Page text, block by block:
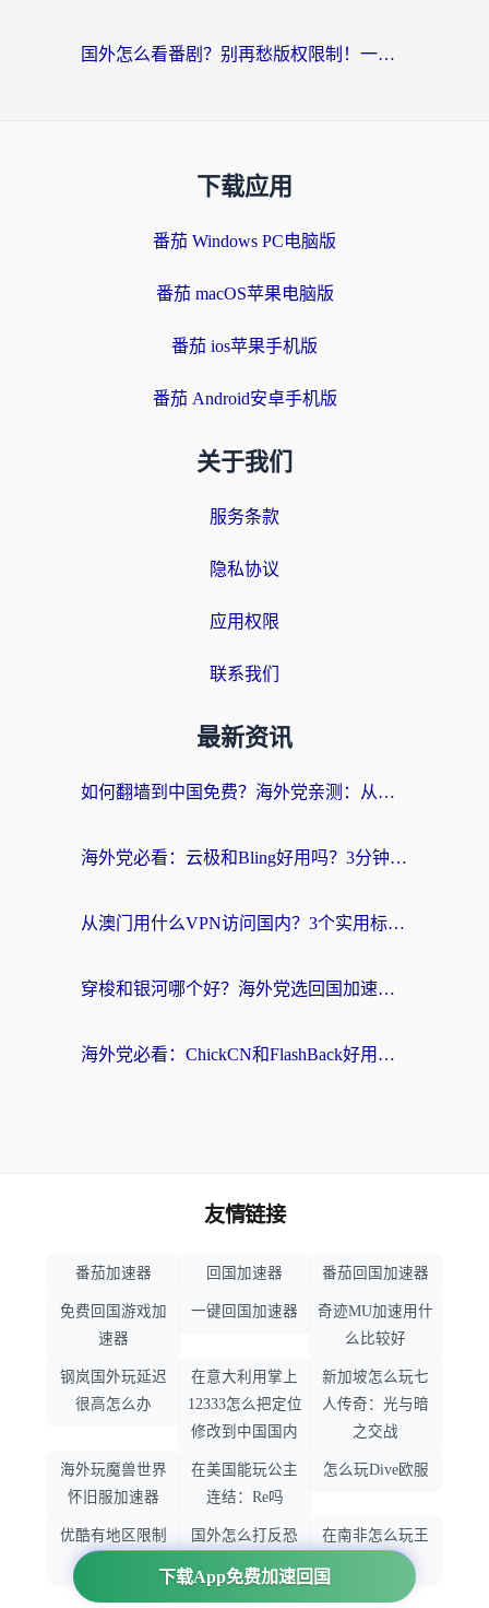
国外怎么看番剧？别再愁版权限制！一个工具解决所有回国追剧难题
下载应用
番茄 Windows PC电脑版
番茄 macOS苹果电脑版
番茄 ios苹果手机版
番茄 Android安卓手机版
关于我们
服务条款
隐私协议
应用权限
联系我们
最新资讯
如何翻墙到中国免费？海外党亲测：从踩坑到选对加速器的全攻略
海外党必看：云极和Bling好用吗？3分钟教你选对回国加速器
从澳门用什么VPN访问国内？3个实用标准帮你避开坑，无缝刷剧听歌
穿梭和银河哪个好？海外党选回国加速器的避坑指南，附番茄加速器实测体验
海外党必看：ChickCN和FlashBack好用吗？3招教你选对回国加速器（附云极、HomeCN、斧牛vs艾果对比）
下载App免费加速回国
友情链接
番茄加速器 回国加速器 番茄回国加速器
免费回国游戏加
速器
一键回国加速器
奇迹MU加速用什
么比较好
钢岚国外玩延迟
很高怎么办
在意大利用掌上
12333怎么把定位
修改到中国国内
新加坡怎么玩七
人传奇：光与暗
之交战
海外玩魔兽世界
怀旧服加速器
在美国能玩公主
连结：Re吗
怎么玩Dive欧服
优酷有地区限制
国外怎么打反恐
精英：全球攻势
在南非怎么玩王